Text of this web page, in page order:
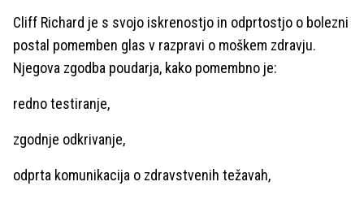
Cliff Richard je s svojo iskrenostjo in odprtostjo o bolezni
postal pomemben glas v razpravi o moškem zdravju.
Njegova zgodba poudarja, kako pomembno je:
redno testiranje,
zgodnje odkrivanje,
odprta komunikacija o zdravstvenih težavah,